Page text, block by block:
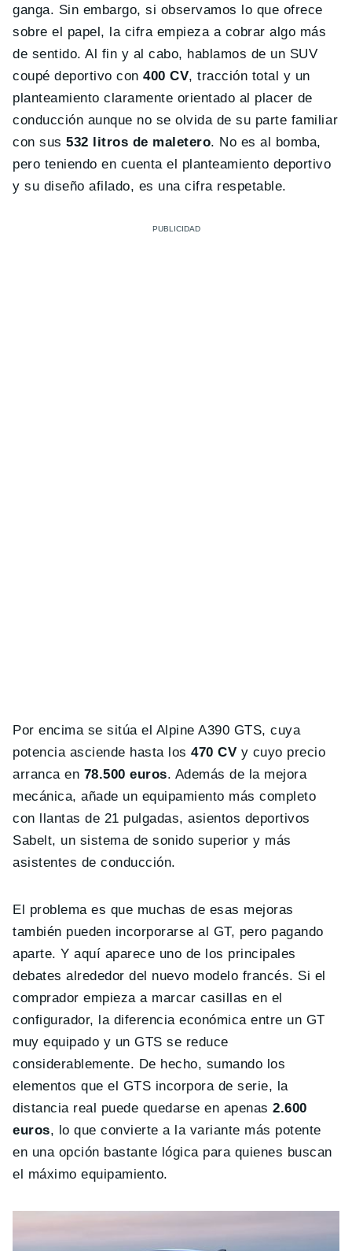
ganga. Sin embargo, si observamos lo que ofrece
sobre el papel, la cifra empieza a cobrar algo más
de sentido. Al fin y al cabo, hablamos de un SUV
coupé deportivo con400 CV, tracción total y un
planteamiento claramente orientado al placer de
conducción aunque no se olvida de su parte familiar
con sus532 litros de maletero. No es al bomba,
pero teniendo en cuenta el planteamiento deportivo
y su diseño afilado, es una cifra respetable.
Por encima se sitúa el Alpine A390 GTS, cuya
potencia asciende hasta los470 CV y cuyo precio
arranca en 78.500 euros. Además de la mejora
mecánica, añade un equipamiento más completo
con llantas de 21 pulgadas, asientos deportivos
Sabelt, un sistema de sonido superior y más
asistentes de conducción.
El problema es que muchas de esas mejoras
también pueden incorporarse al GT, pero pagando
aparte. Y aquí aparece uno de los principales
debates alrededor del nuevo modelo francés. Si el
comprador empieza a marcar casillas en el
configurador, la diferencia económica entre un GT
muy equipado y un GTS se reduce
considerablemente. De hecho, sumando los
elementos que el GTS incorpora de serie, la
distancia real puede quedarse en apenas2.600
euros, lo que convierte a la variante más potente
en una opción bastante lógica para quienes buscan
el máximo equipamiento.